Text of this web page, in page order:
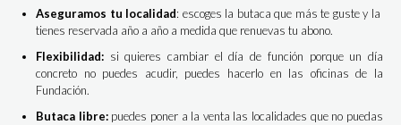
Aseguramos tu localidad: escoges la butaca que más te guste y la
tienes reservada año a año a medida que renuevas tu abono.
Flexibilidad: si quieres cambiar el día de función porque un día
concreto no puedes acudir, puedes hacerlo en las oficinas de la
Fundación.
Butaca libre:puedes poner a la venta las localidades que no puedas